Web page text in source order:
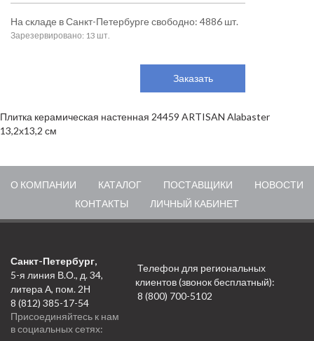
На складе в Санкт-Петербурге свободно: 4886 шт.
Зарезервировано: 13 шт.
Заказать
Плитка керамическая настенная 24459 ARTISAN Alabaster
13,2х13,2 см
О КОМПАНИИ КАТАЛОГ ПОСТАВЩИКИ
НОВОСТИ
КОНТАКТЫ
ЛИЧНЫЙ КАБИНЕТ
Санкт-Петербург,
5-я линия В.О., д. 34,
литера А, пом. 2Н
8 (812) 385-17-54
Телефон для региональных
клиентов (звонок бесплатный):
8 (800) 700-5102
Присоединяйтесь к нам
в социальных сетях: